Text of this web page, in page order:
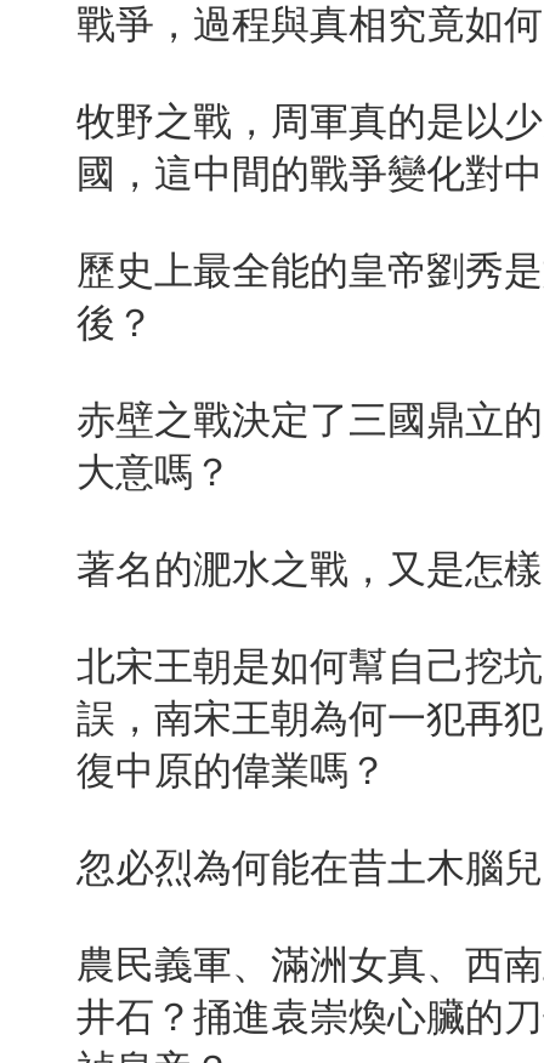
戰爭，過程與真相究竟如
牧野之戰，周軍真的是以
國，這中間的戰爭變化對
歷史上最全能的皇帝劉秀
後？
赤壁之戰決定了三國鼎立
大意嗎？
著名的淝水之戰，又是怎
北宋王朝是如何幫自己挖
誤，南宋王朝為何一犯再
復中原的偉業嗎？
忽必烈為何能在昔土木腦
農民義軍、滿洲女真、西
井石？捅進袁崇煥心臟的